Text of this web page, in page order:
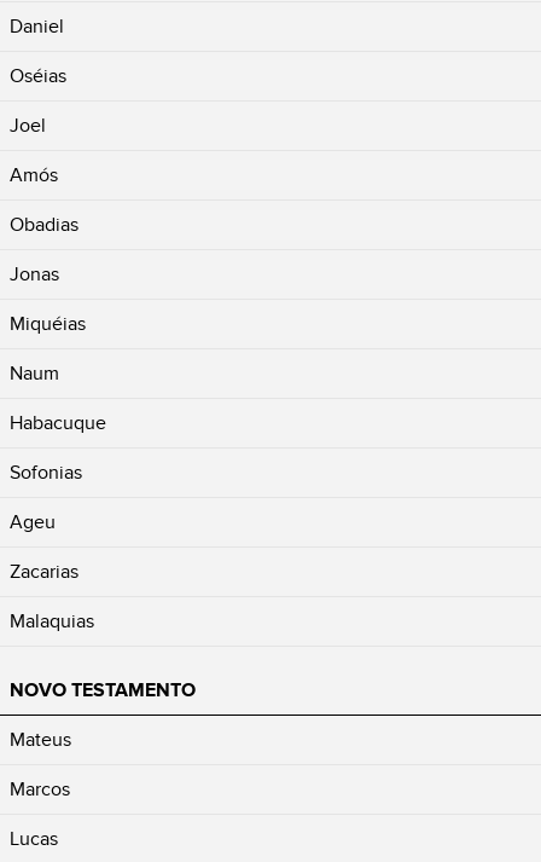
Daniel
Oséias
Joel
Amós
Obadias
Jonas
Miquéias
Naum
Habacuque
Sofonias
Ageu
Zacarias
Malaquias
NOVO TESTAMENTO
Mateus
Marcos
Lucas